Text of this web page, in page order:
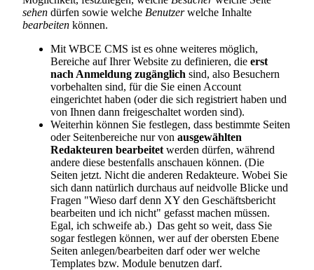
sehen dürfen sowie welche Benutzerwelche Inhalte
bearbeiten können.
Mit WBCE CMS ist es ohne weiteres möglich,
Bereiche auf Ihrer Website zu definieren, die erst
nach Anmeldung zugänglich sind, also Besuchern
vorbehalten sind, für die Sie einen Account
eingerichtet haben (oder die sich registriert haben und
von Ihnen dann freigeschaltet worden sind).
Weiterhin können Sie festlegen, dass bestimmte Seiten
oder Seitenbereiche nur von ausgewählten
Redakteuren bearbeitet werden dürfen, während
andere diese bestenfalls anschauen können. (Die
Seiten jetzt. Nicht die anderen Redakteure. Wobei Sie
sich dann natürlich durchaus auf neidvolle Blicke und
Fragen "Wieso darf denn XY den Geschäftsbericht
bearbeiten und ich nicht" gefasst machen müssen.
Egal, ich schweife ab.) Das geht so weit, dass Sie
sogar festlegen können, wer auf der obersten Ebene
Seiten anlegen/bearbeiten darf oder wer welche
Templates bzw. Module benutzen darf.